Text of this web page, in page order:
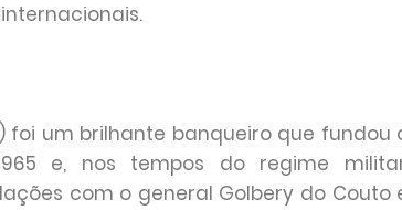
foi um brilhante banqueiro que fundou
e, nos tempos do regime
com o general Golbery do Couto